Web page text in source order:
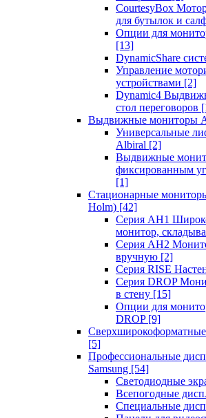
CourtesyBox
для бутылок и
Опции для
[13]
DynamicShare
Управление
устройствами [2]
Dynamic4
стол переговоров
Выдвижные мониторы
Универсальные
Albiral [2]
Выдвижные
фиксированным
[1]
Стационарные
Holm) [42]
Серия AH1
монитор,
Серия AH2
вручную [2]
Серия RISE
Серия DROP
в стену [15]
Опции для
DROP [9]
[5]
Профессиональные
Samsung [54]
Светодиодные
Всепогодные
Специальные